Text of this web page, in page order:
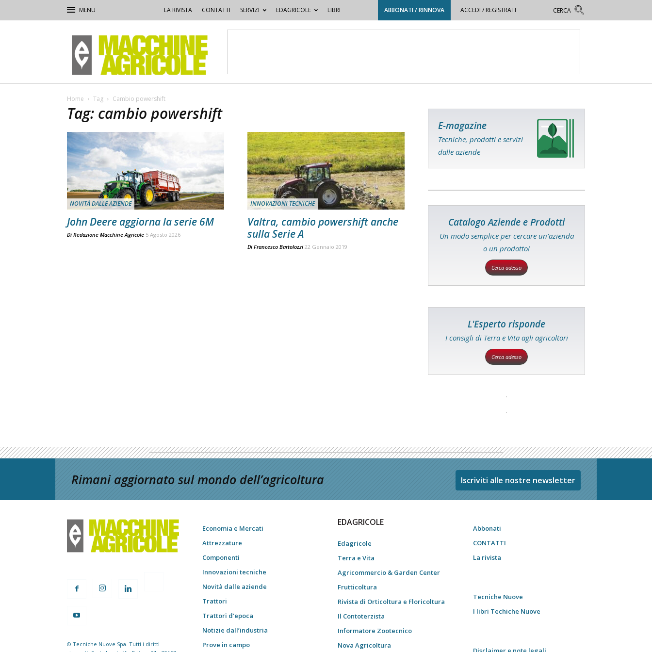
LA RIVISTA CONTATTI SERVIZI EDAGRICOLE LIBRI ABBONATI / RINNOVA ACCEDI / REGISTRATI
Macchine
Agricole
Home Tag Cambio powershift
Tag: cambio powershift
NOVITÀ DALLE AZIENDE
John Deere aggiorna la serie 6M
Di Redazione Macchine Agricole 5 Agosto 2026
INNOVAZIONI TECNICHE
Valtra, cambio powershift anche
sulla Serie A
Di Francesco Bartolozzi 22 Gennaio 2019
E-magazine
Tecniche, prodotti e servizi
dalle aziende
Catalogo Aziende e Prodotti
Un modo semplice per cercare un'azienda
o un prodotto!
Cerca adesso
L'Esperto risponde
I consigli di Terra e Vita agli agricoltori
Cerca adesso
Rimani aggiornato sul mondo dell’agricoltura Iscriviti alle nostre newsletter
© Tecniche Nuove Spa. Tutti i diritti
Economia e Mercati
Attrezzature
Componenti
Innovazioni tecniche
Novità dalle aziende
Trattori
Trattori d’epoca
Notizie dall’industria
Prove in campo
EDAGRICOLE
Edagricole
Terra e Vita
Agricommercio & Garden Center
Frutticoltura
Rivista di Orticoltura e Floricoltura
Il Contoterzista
Informatore Zootecnico
Nova Agricoltura
Abbonati
CONTATTI
La rivista
Tecniche Nuove
I libri Techiche Nuove